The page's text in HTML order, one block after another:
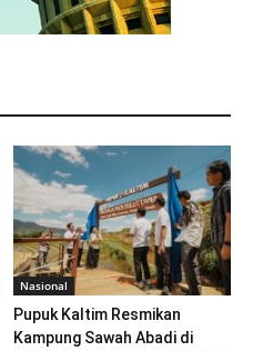
Nasional
Pupuk Kaltim Resmikan
Kampung Sawah Abadi di